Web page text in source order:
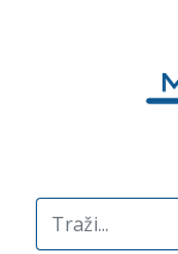
Search
for: